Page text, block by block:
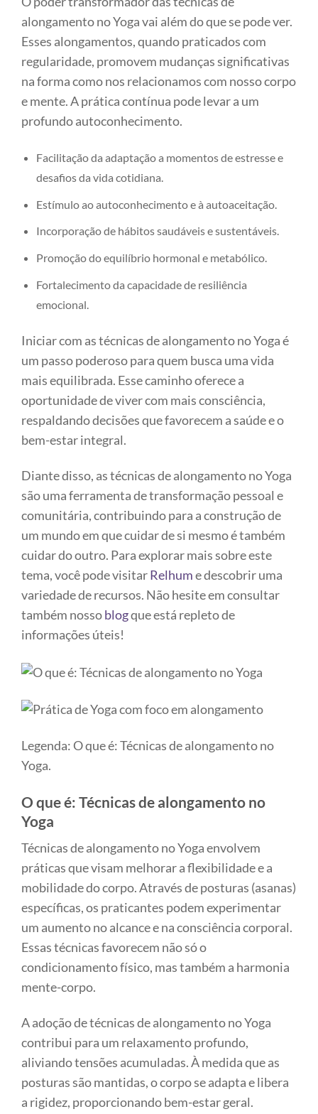
alongamento no Yoga vai além do que se pode ver.
Esses alongamentos, quando praticados com
regularidade, promovem mudanças significativas
na forma como nos relacionamos com nosso corpo
e mente. A prática contínua pode levar a um
profundo autoconhecimento.
Facilitação da adaptação a momentos de estresse e
desafios da vida cotidiana.
Estímulo ao autoconhecimento e à autoaceitação.
Incorporação de hábitos saudáveis e sustentáveis.
Promoção do equilíbrio hormonal e metabólico.
Fortalecimento da capacidade de resiliência
emocional.
Iniciar com as técnicas de alongamento no Yoga é
um passo poderoso para quem busca uma vida
mais equilibrada. Esse caminho oferece a
oportunidade de viver com mais consciência,
respaldando decisões que favorecem a saúde e o
bem-estar integral.
Diante disso, as técnicas de alongamento no Yoga
são uma ferramenta de transformação pessoal e
comunitária, contribuindo para a construção de
um mundo em que cuidar de si mesmo é também
cuidar do outro. Para explorar mais sobre este
tema, você pode visitarRelhume descobrir uma
variedade de recursos. Não hesite em consultar
também nossoblogque está repleto de
informações úteis!
Legenda: O que é: Técnicas de alongamento no
Yoga.
O que é: Técnicas de alongamento no
Yoga
Técnicas de alongamento no Yoga envolvem
práticas que visam melhorar a flexibilidade e a
mobilidade do corpo. Através de posturas (asanas)
específicas, os praticantes podem experimentar
um aumento no alcance e na consciência corporal.
Essas técnicas favorecem não só o
condicionamento físico, mas também a harmonia
mente-corpo.
A adoção de técnicas de alongamento no Yoga
contribui para um relaxamento profundo,
aliviando tensões acumuladas. À medida que as
posturas são mantidas, o corpo se adapta e libera
a rigidez, proporcionando bem-estar geral.